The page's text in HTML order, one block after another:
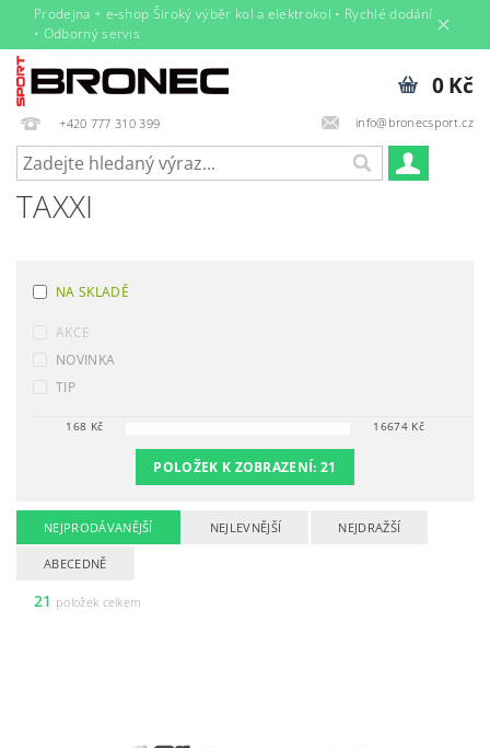
Prodejna + e‑shop Široký výběr kol a elektrokol • Rychlé dodání
• Odborný servis
+420 777 310 399 info@bronecsport.cz
0 Kč
TAXXI
NA SKLADĚ
AKCE
NOVINKA
TIP
168 Kč 16674Kč
POLOŽEK K ZOBRAZENÍ:21
NEJPRODÁVANĚJŠÍ NEJLEVNĚJŠÍ NEJDRAŽŠÍ
ABECEDNĚ
21 položek celkem